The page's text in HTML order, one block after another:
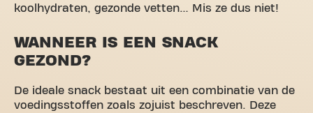
koolhydraten, gezonde vetten… Mis ze dus niet!
WANNEER IS EEN SNACK
GEZOND?
De ideale snack bestaat uit een combinatie van de
voedingsstoffen zoals zojuist beschreven. Deze